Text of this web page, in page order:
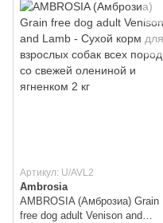
Артикул: U/AVL2
Ambrosia
AMBROSIA (Амброзиа) Grain
free dog adult Venison and